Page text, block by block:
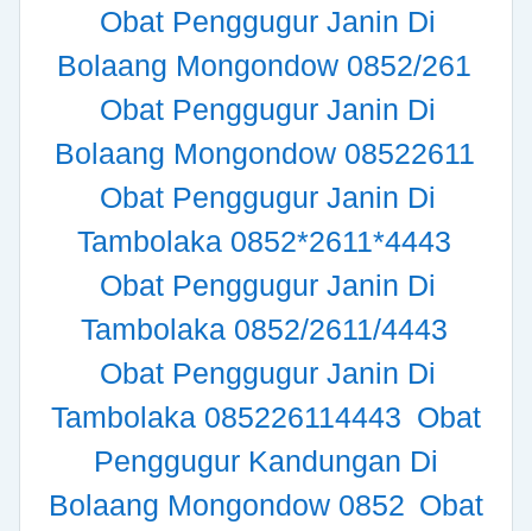
Obat Penggugur Janin Di
Bolaang Mongondow 0852/261
Obat Penggugur Janin Di
Bolaang Mongondow 08522611
Obat Penggugur Janin Di
Tambolaka 0852*2611*4443
Obat Penggugur Janin Di
Tambolaka 0852/2611/4443
Obat Penggugur Janin Di
Tambolaka 085226114443 Obat
Penggugur Kandungan Di
Bolaang Mongondow 0852 Obat